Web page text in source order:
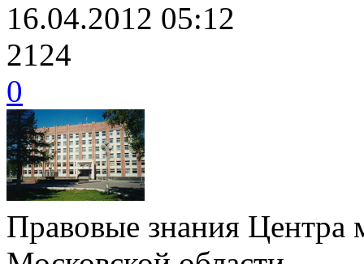
16.04.2012 05:12
2124
0
Правовые знания Центра